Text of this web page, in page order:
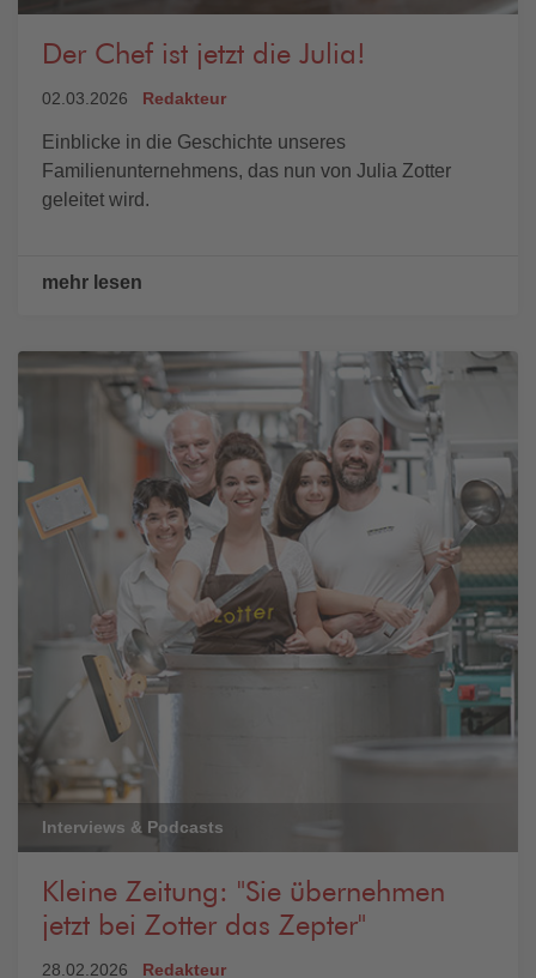
Der Chef ist jetzt die Julia!
02.03.2026 Redakteur
Einblicke in die Geschichte unseres
Familienunternehmens, das nun von Julia Zotter
geleitet wird.
mehr lesen
Interviews & Podcasts
Kleine Zeitung: "Sie übernehmen
jetzt bei Zotter das Zepter"
28.02.2026 Redakteur